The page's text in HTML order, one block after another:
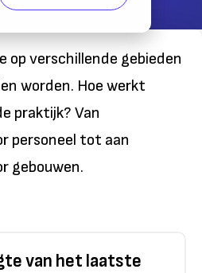
op verschillende gebieden
worden. Hoe werkt
praktijk? Van
personeel tot aan
gebouwen.
van het laatste